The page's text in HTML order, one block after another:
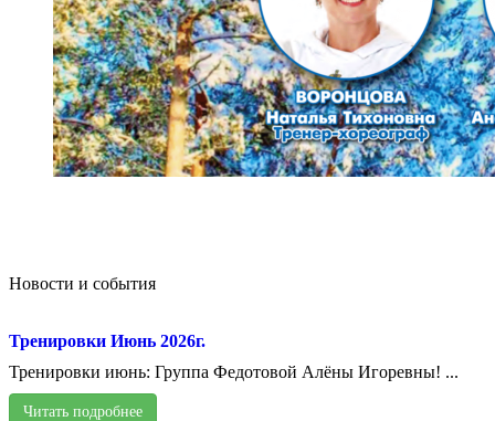
Новости и события
Тренировки Июнь 2026г.
Тренировки июнь: Группа Федотовой Алёны Игоревны! ...
Читать подробнее